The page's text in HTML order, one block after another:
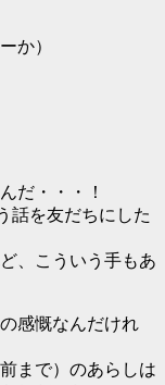
か）
だ・・・！
話を友だちにした
、こういう手もあ
感慨なんだけれ
まで）のあらしは